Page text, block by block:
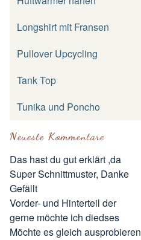
Longshirt mit Fransen
Pullover Upcycling
Tank Top
Tunika und Poncho
Neueste Kommentare
Das hast du gut erklärt ,da
Super Schnittmuster, Danke
Gefällt
Vorder- und Hinterteil der
gerne möchte ich diedses
Möchte es gleich ausprobieren